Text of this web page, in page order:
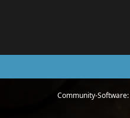
Community-Software: